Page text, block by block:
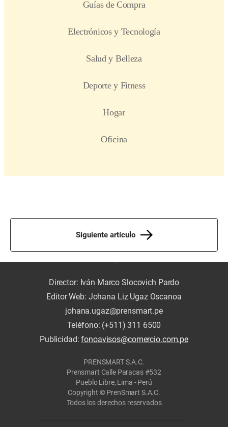
Siguiente artículo
Director: Iván Marco Slocovich Pardo
Editor Web: Johana Liz Ugaz Oscanoa
johana.ugaz@prensmart.pe
Teléfono: (+511) 311 6500
Publicidad:fonoavisos@comercio.com.pe
PRENSMART S.A.C.
Prensmart Calle Paracas #532
Pueblo Libre, Lima - Perú
Copyright © PrenSmart S.A.C.
Todos los derechos reservados